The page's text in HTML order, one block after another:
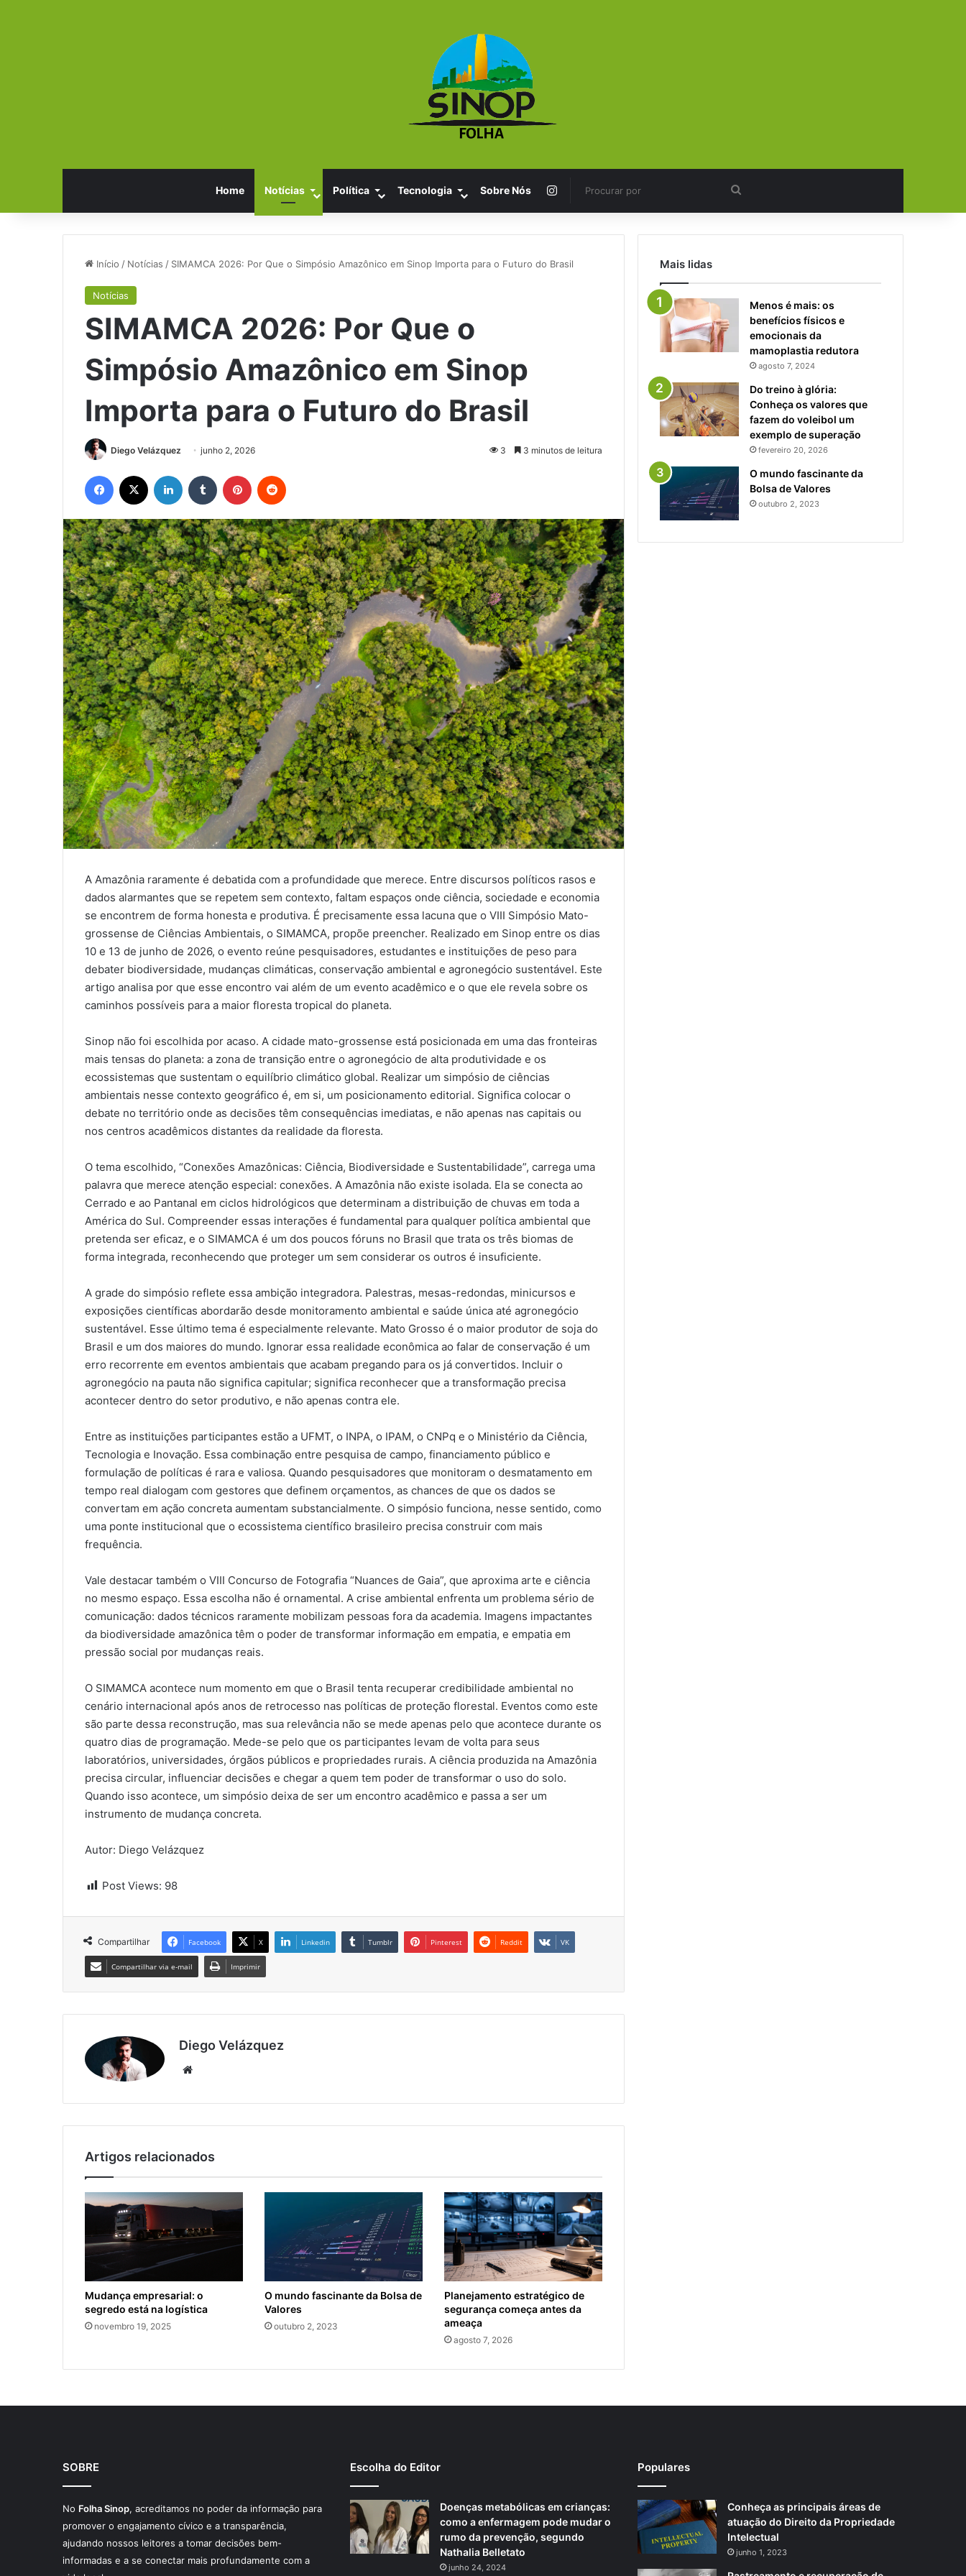
Home Notícias Política Tecnologia Sobre Nós Instagram
Procurar
por
Início / Notícias / SIMAMCA 2026: Por Que o Simpósio Amazônico em Sinop Importa para o Futuro do Brasil
Notícias
SIMAMCA 2026: Por Que o
Simpósio Amazônico em Sinop
Importa para o Futuro do Brasil
Diego Velázquez junho 2, 2026 3 3 minutos de leitura
Facebook Linkedin Tumblr Pinterest
A Amazônia raramente é debatida com a profundidade que merece. Entre discursos políticos rasos e
dados alarmantes que se repetem sem contexto, faltam espaços onde ciência, sociedade e economia
se encontrem de forma honesta e produtiva. É precisamente essa lacuna que o VIII Simpósio Mato-
grossense de Ciências Ambientais, o SIMAMCA, propõe preencher. Realizado em Sinop entre os dias
10 e 13 de junho de 2026, o evento reúne pesquisadores, estudantes e instituições de peso para
debater biodiversidade, mudanças climáticas, conservação ambiental e agronegócio sustentável. Este
artigo analisa por que esse encontro vai além de um evento acadêmico e o que ele revela sobre os
caminhos possíveis para a maior floresta tropical do planeta.
Sinop não foi escolhida por acaso. A cidade mato-grossense está posicionada em uma das fronteiras
mais tensas do planeta: a zona de transição entre o agronegócio de alta produtividade e os
ecossistemas que sustentam o equilíbrio climático global. Realizar um simpósio de ciências
ambientais nesse contexto geográfico é, em si, um posicionamento editorial. Significa colocar o
debate no território onde as decisões têm consequências imediatas, e não apenas nas capitais ou
nos centros acadêmicos distantes da realidade da floresta.
O tema escolhido, “Conexões Amazônicas: Ciência, Biodiversidade e Sustentabilidade”, carrega uma
palavra que merece atenção especial: conexões. A Amazônia não existe isolada. Ela se conecta ao
Cerrado e ao Pantanal em ciclos hidrológicos que determinam a distribuição de chuvas em toda a
América do Sul. Compreender essas interações é fundamental para qualquer política ambiental que
pretenda ser eficaz, e o SIMAMCA é um dos poucos fóruns no Brasil que trata os três biomas de
forma integrada, reconhecendo que proteger um sem considerar os outros é insuficiente.
A grade do simpósio reflete essa ambição integradora. Palestras, mesas-redondas, minicursos e
exposições científicas abordarão desde monitoramento ambiental e saúde única até agronegócio
sustentável. Esse último tema é especialmente relevante. Mato Grosso é o maior produtor de soja do
Brasil e um dos maiores do mundo. Ignorar essa realidade econômica ao falar de conservação é um
erro recorrente em eventos ambientais que acabam pregando para os já convertidos. Incluir o
agronegócio na pauta não significa capitular; significa reconhecer que a transformação precisa
acontecer dentro do setor produtivo, e não apenas contra ele.
Entre as instituições participantes estão a UFMT, o INPA, o IPAM, o CNPq e o Ministério da Ciência,
Tecnologia e Inovação. Essa combinação entre pesquisa de campo, financiamento público e
formulação de políticas é rara e valiosa. Quando pesquisadores que monitoram o desmatamento em
tempo real dialogam com gestores que definem orçamentos, as chances de que os dados se
convertam em ação concreta aumentam substancialmente. O simpósio funciona, nesse sentido, como
uma ponte institucional que o ecossistema científico brasileiro precisa construir com mais
frequência.
Vale destacar também o VIII Concurso de Fotografia “Nuances de Gaia”, que aproxima arte e ciência
no mesmo espaço. Essa escolha não é ornamental. A crise ambiental enfrenta um problema sério de
comunicação: dados técnicos raramente mobilizam pessoas fora da academia. Imagens impactantes
da biodiversidade amazônica têm o poder de transformar informação em empatia, e empatia em
pressão social por mudanças reais.
O SIMAMCA acontece num momento em que o Brasil tenta recuperar credibilidade ambiental no
cenário internacional após anos de retrocesso nas políticas de proteção florestal. Eventos como este
são parte dessa reconstrução, mas sua relevância não se mede apenas pelo que acontece durante os
quatro dias de programação. Mede-se pelo que os participantes levam de volta para seus
laboratórios, universidades, órgãos públicos e propriedades rurais. A ciência produzida na Amazônia
precisa circular, influenciar decisões e chegar a quem tem poder de transformar o uso do solo.
Quando isso acontece, um simpósio deixa de ser um encontro acadêmico e passa a ser um
instrumento de mudança concreta.
Autor: Diego Velázquez
Post Views: 98
Compartilhar Facebook X Linkedin Tumblr Pinterest Reddit VK
Compartilhar via e-mail Imprimir
Diego Velázquez
Artigos relacionados
Mudança empresarial: o
segredo está na logística
novembro 19, 2025
O mundo fascinante da Bolsa de
Valores
outubro 2, 2023
Planejamento estratégico de
segurança começa antes da
ameaça
agosto 7, 2026
Mais lidas
Menos é mais: os
benefícios físicos e
emocionais da
mamoplastia redutora
agosto 7, 2024
Do treino à glória:
Conheça os valores que
fazem do voleibol um
exemplo de superação
fevereiro 20, 2026
O mundo fascinante da
Bolsa de Valores
outubro 2, 2023
SOBRE
No Folha Sinop, acreditamos no poder da informação para
promover o engajamento cívico e a transparência,
ajudando nossos leitores a tomar decisões bem-
informadas e a se conectar mais profundamente com a
Escolha do Editor
Doenças metabólicas em crianças:
como a enfermagem pode mudar o
rumo da prevenção, segundo
Nathalia Belletato
junho 24, 2024
Populares
Conheça as principais áreas de
atuação do Direito da Propriedade
Intelectual
junho 1, 2023